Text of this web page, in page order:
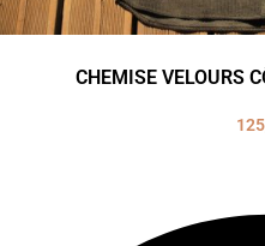
CHEMISE VELOURS